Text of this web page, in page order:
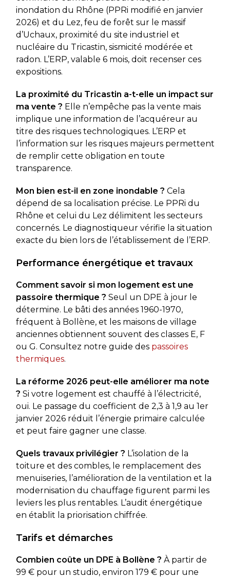
inondation du Rhône (PPRi modifié en janvier
2026) et du Lez, feu de forêt sur le massif
d’Uchaux, proximité du site industriel et
nucléaire du Tricastin, sismicité modérée et
radon. L’ERP, valable 6 mois, doit recenser ces
expositions.
La proximité du Tricastin a-t-elle un impact sur
ma vente ? Elle n’empêche pas la vente mais
implique une information de l’acquéreur au
titre des risques technologiques. L’ERP et
l’information sur les risques majeurs permettent
de remplir cette obligation en toute
transparence.
Mon bien est-il en zone inondable ? Cela
dépend de sa localisation précise. Le PPRi du
Rhône et celui du Lez délimitent les secteurs
concernés. Le diagnostiqueur vérifie la situation
exacte du bien lors de l’établissement de l’ERP.
Performance énergétique et travaux
Comment savoir si mon logement est une
passoire thermique ? Seul un DPE à jour le
détermine. Le bâti des années 1960-1970,
fréquent à Bollène, et les maisons de village
anciennes obtiennent souvent des classes E, F
ou G. Consultez notre guide des passoires
thermiques.
La réforme 2026 peut-elle améliorer ma note
? Si votre logement est chauffé à l’électricité,
oui. Le passage du coefficient de 2,3 à 1,9 au 1er
janvier 2026 réduit l’énergie primaire calculée
et peut faire gagner une classe.
Quels travaux privilégier ? L’isolation de la
toiture et des combles, le remplacement des
menuiseries, l’amélioration de la ventilation et la
modernisation du chauffage figurent parmi les
leviers les plus rentables. L’audit énergétique
en établit la priorisation chiffrée.
Tarifs et démarches
Combien coûte un DPE à Bollène ? À partir de
99 € pour un studio, environ 179 € pour une